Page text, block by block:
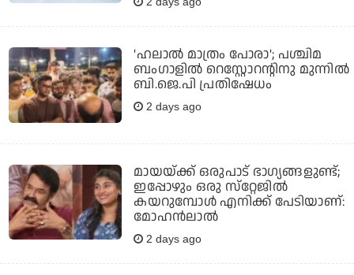
'ഹലാല്‍ മാത്രം പോരാ'; പശ്ചിമ
ബംഗാളില്‍ റെസ്റ്റോറന്റിനു മുന്നില്‍
ബി.ജെ.പി പ്രതിഷേധം
2 days ago
മായയ്ക്ക് ഒരുപാട് ഭാഗ്യങ്ങളുണ്ട്;
ഇപ്പോഴും ഒരു സ്‌റ്റേജില്‍
കയറുമ്പോള്‍ എനിക്ക് പേടിയാണ്:
മോഹന്‍ലാല്‍
2 days ago